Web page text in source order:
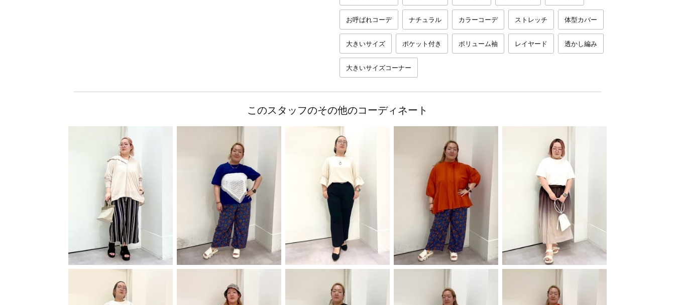
お呼ばれコーデ ナチュラル カラーコーデ ストレッチ 体型カバー
大きいサイズ ポケット付き ボリューム袖 レイヤード 透かし編み
大きいサイズコーナー
このスタッフのその他のコーディネート